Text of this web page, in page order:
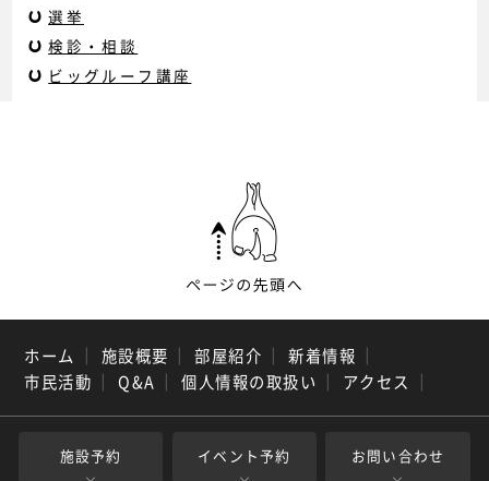
選挙
検診・相談
ビッグルーフ講座
ホーム ｜ 施設概要 ｜ 部屋紹介 ｜ 新着情報 ｜
市民活動 ｜ Q&A ｜ 個人情報の取扱い ｜ アクセス ｜
施設予約 イベント予約 お問い合わせ